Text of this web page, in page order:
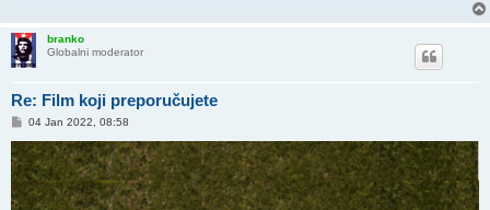
branko
Globalni moderator
Re: Film koji preporučujete
P
s
04 Jan 2022, 08:58